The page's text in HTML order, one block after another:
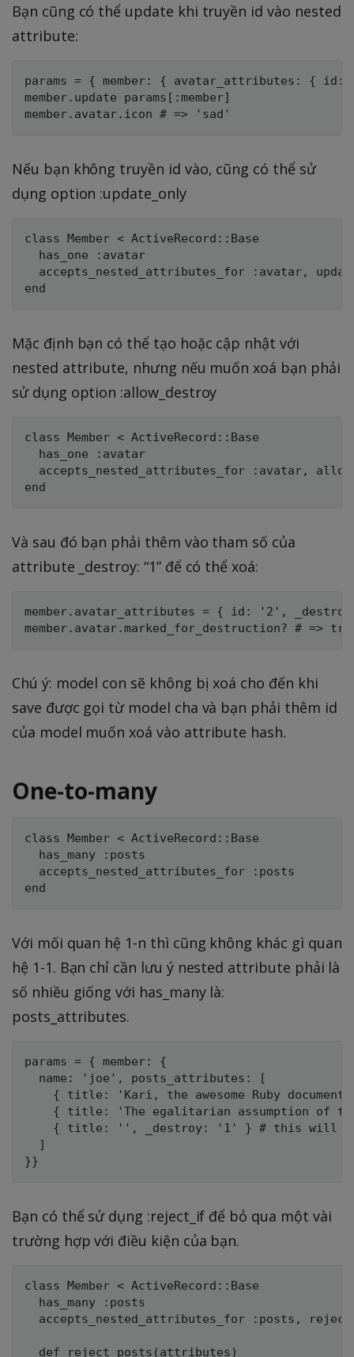
Bạn cũng có thể update khi truyền id vào nested
attribute:
params = { member: { avatar_attributes: {
member.update params[:member]
Nếu bạn không truyền id vào, cũng có thể sử
dụng option :update_only
class Member < ActiveRecord::Base
  has_one :avatar
accepts_nested_attributes_for :avatar,
Mặc định bạn có thể tạo hoặc cập nhật với
nested attribute, nhưng nếu muốn xoá bạn phải
sử dụng option :allow_destroy
class Member < ActiveRecord::Base
  has_one :avatar
accepts_nested_attributes_for :avatar,
Và sau đó bạn phải thêm vào tham số của
attribute _destroy: “1” để có thể xoá:
member.avatar_attributes = { id: '2',
Chú ý: model con sẽ không bị xoá cho đến khi
save được gọi từ model cha và bạn phải thêm id
của model muốn xoá vào attribute hash.
One-to-many
class Member < ActiveRecord::Base
  has_many :posts
  accepts_nested_attributes_for :posts
Với mối quan hệ 1-n thì cũng không khác gì quan
hệ 1-1. Bạn chỉ cần lưu ý nested attribute phải là
số nhiều giống với has_many là:
posts_attributes.
params = { member: {
  name: 'joe', posts_attributes: [
{ title: 'Kari, the awesome Ruby
{ title: 'The egalitarian assumption of
{ title: '', _destroy: '1' } # this will
  ]
Bạn có thể sử dụng :reject_if để bỏ qua một vài
trường hợp với điều kiện của bạn.
class Member < ActiveRecord::Base
  has_many :posts
accepts_nested_attributes_for :posts,
  def reject_posts(attributes)